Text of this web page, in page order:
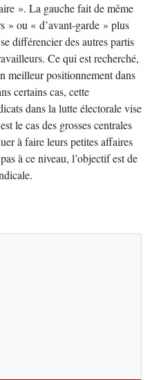
». La gauche fait de même
» ou « d’avant-garde » plus
différencier des autres partis
Ce qui est recherché,
meilleur positionnement dans
certains cas, cette
dans la lutte électorale vise
le cas des grosses centrales
à faire leurs petites affaires
à ce niveau, l’objectif est de